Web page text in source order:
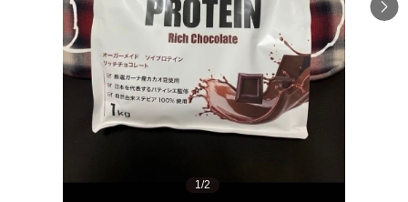
1/2